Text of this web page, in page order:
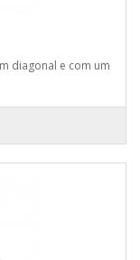
diagonal e com um